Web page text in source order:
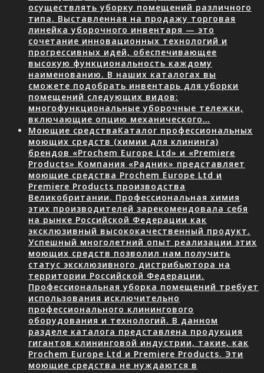
осуществлять уборку помещений различного
типа. Выставленная на продажу торговая
линейка уборочного инвентаря — это
сочетание инновационных технологий и
прогрессивных идей, обеспечивающее
высокую функциональность каждому
наименованию. В наших каталогах вы
сможете подобрать инвентарь для уборки
помещений следующих видов:
многофункциональные уборочные тележки,
включающие опцию механического…
Моющие средстваКаталог профессиональных
моющих средств (химии для клининга)
брендов «Prochem Europe Ltd» и «Premiere
Products» Компания «Радник» представляет
моющие средства Prochem Europe Ltd и
Premiere Products производства
Великобритании. Профессиональная химия
этих производителей зарекомендовала себя
на рынке Российской Федерации как
эксклюзивный высококачественный продукт.
Успешный многолетний опыт реализации этих
моющих средств позволил нам получить
статус эксклюзивного дистрибьютора на
территории Российской Федерации.
Профессиональная уборка помещений требует
использования исключительно
профессионального клинингового
оборудования и технологий. В данном
разделе каталога представлена продукция
гигантов клининговой индустрии, такие, как
Prochem Europe Ltd и Premiere Products. Эти
моющие средства не нуждаются в